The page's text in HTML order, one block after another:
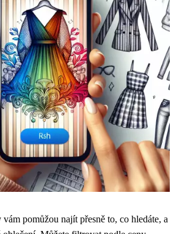
vám pomůžou najít přesně to, co hledáte, a